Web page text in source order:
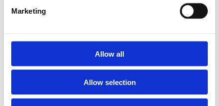
Marketing
Allow all
Allow selection
CARLETTI CHOKOLADE CLOETTA
ERHVERV EVERS FARS DAG
FASTELAVN FRANSSONS FØDSELSDAG